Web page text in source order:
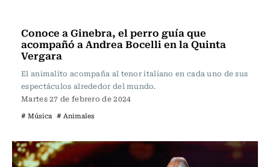
Conoce a Ginebra, el perro guía que
acompañó a Andrea Bocelli en la Quinta
Vergara
El animalito acompaña al tenor italiano en cada uno de sus
espectáculos alrededor del mundo.
Martes 27 de febrero de 2024
# Música # Animales